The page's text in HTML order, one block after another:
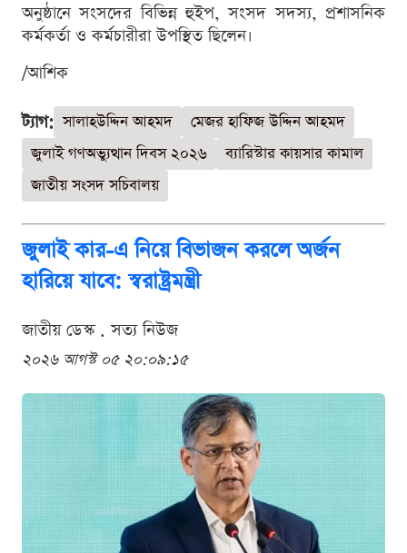
অনুষ্ঠানে সংসদের বিভিন্ন হুইপ, সংসদ সদস্য, প্রশাসনিক
কর্মকর্তা ও কর্মচারীরা উপস্থিত ছিলেন।
/আশিক
ট্যাগ: সালাহউদ্দিন আহমদ
মেজর হাফিজ উদ্দিন আহমদ
জুলাই গণঅভ্যুত্থান দিবস ২০২৬
ব্যারিস্টার কায়সার কামাল
জাতীয় সংসদ সচিবালয়
জুলাই কার-এ নিয়ে বিভাজন করলে অর্জন
হারিয়ে যাবে: স্বরাষ্ট্রমন্ত্রী
জাতীয় ডেস্ক . সত্য নিউজ
২০২৬ আগস্ট ০৫ ২০:০৯:১৫